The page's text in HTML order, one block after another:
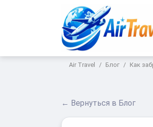
Air Travel Блог Как
← Вернуться в Блог